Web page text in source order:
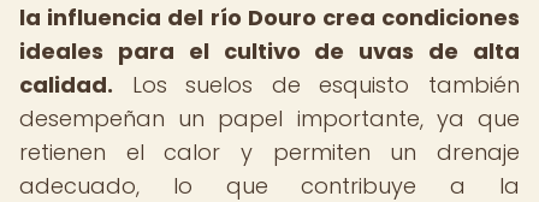
la influencia del río Douro crea condiciones
ideales para el cultivo de uvas de alta
calidad. Los suelos de esquisto también
desempeñan un papel importante, ya que
retienen el calor y permiten un drenaje
adecuado, lo que contribuye a la